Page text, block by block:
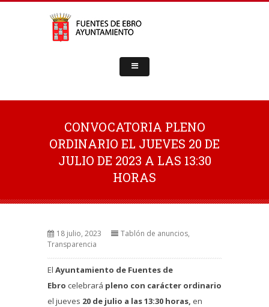
CONVOCATORIA PLENO
ORDINARIO EL JUEVES 20 DE
JULIO DE 2023 A LAS 13:30
HORAS
18 julio, 2023 Tablón de anuncios,
Transparencia
El Ayuntamiento de Fuentes de
Ebro celebrará pleno con carácter ordinario
el jueves 20 de julio a las 13:30 horas, en